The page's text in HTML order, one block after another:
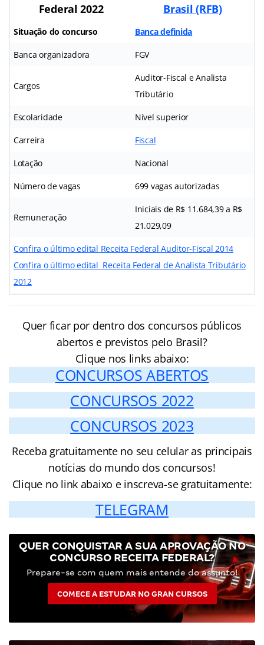
Federal 2022
Brasil (RFB)
Situação do concurso Banca definida
Banca organizadora FGV
Cargos
Auditor-Fiscal e Analista
Tributário
Escolaridade Nível superior
Carreira Fiscal
Lotação Nacional
Número de vagas 699 vagas autorizadas
Remuneração
Iniciais de R$ 11.684,39 a R$
21.029,09
Confira o último edital Receita Federal Auditor-Fiscal 2014
Confira o último edital Receita Federal de Analista Tributário
2012
Quer ficar por dentro dos concursos públicos
abertos e previstos pelo Brasil?
Clique nos links abaixo:
CONCURSOS ABERTOS
CONCURSOS 2022
CONCURSOS 2023
Receba gratuitamente no seu celular as principais
notícias do mundo dos concursos!
Clique no link abaixo e inscreva-se gratuitamente:
TELEGRAM
QUER CONQUISTAR A SUA APROVAÇÃO NO
CONCURSO RECEITA FEDERAL?
Prepare-se com quem mais entende do assunto!
COMECE A ESTUDAR NO GRAN CURSOS